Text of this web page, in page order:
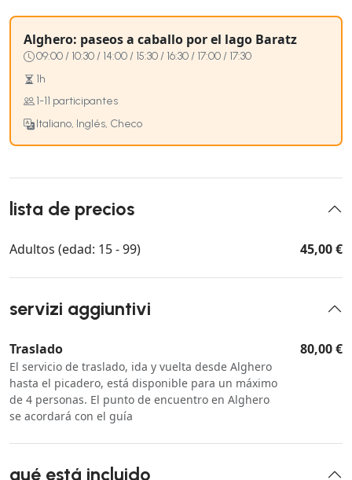
Alghero: paseos a caballo por el lago Baratz
09:00 / 10:30 / 14:00 / 15:30 / 16:30 / 17:00 / 17:30
1h
1-11 participantes
Italiano, Inglés, Checo
lista de precios
Adultos (edad: 15 - 99) 45,00 €
servizi aggiuntivi
Traslado
El servicio de traslado, ida y vuelta desde Alghero
hasta el picadero, está disponible para un máximo
de 4 personas. El punto de encuentro en Alghero
se acordará con el guía
80,00 €
qué está incluido